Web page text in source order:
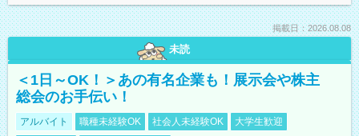
掲載日：2026.08.08
未読
＜1日～OK！＞あの有名企業も！展示会や株主
総会のお手伝い！
アルバイト 職種未経験OK 社会人未経験OK
大学生歓迎